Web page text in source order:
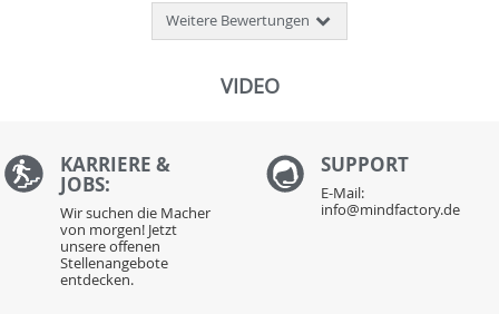
Weitere Bewertungen
VIDEO
KARRIERE &
JOBS:
Wir suchen die Macher
von morgen! Jetzt
unsere offenen
Stellenangebote
entdecken.
SUPPORT
E-Mail:
info@mindfactory.de